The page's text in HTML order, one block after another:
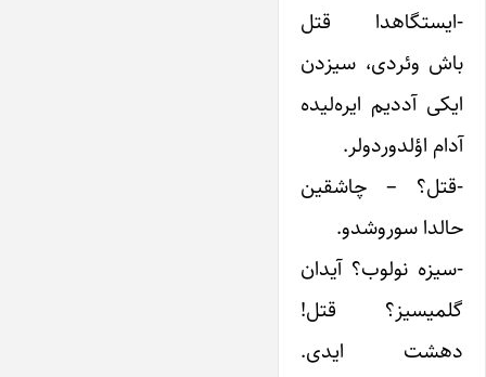
-ایستگاهدا قتل
باش وئردی، سیزدن
ایکی آددیم ایره‌لیده
آدام اؤلدوردولر.
-قتل؟ – چاشقین
حالدا سوروشدو.
-سیزه نولوب؟ آیدان
گلمیسیز؟ قتل!
دهشت ایدی.